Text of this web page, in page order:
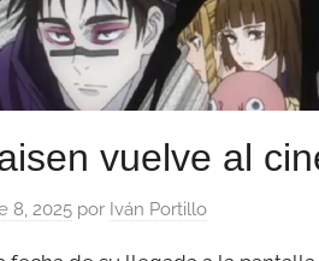
vuelve al
8, 2025 por Iván Portillo